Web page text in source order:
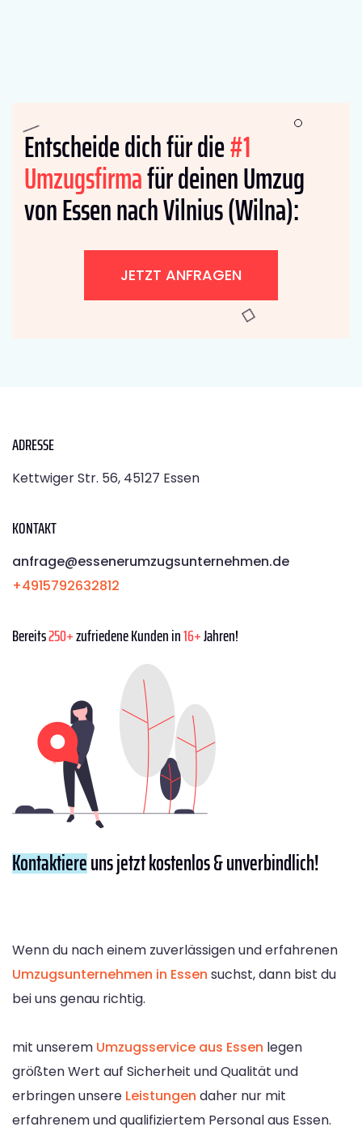
Entscheide dich für die#1
Umzugsfirmafür deinen Umzug
von Essen nach Vilnius (Wilna):
JETZT ANFRAGEN
ADRESSE
Kettwiger Str. 56, 45127 Essen
KONTAKT
anfrage@essenerumzugsunternehmen.de
+4915792632812
Bereits250+zufriedene Kunden in16+Jahren!
Kontaktiereuns jetzt kostenlos & unverbindlich!
Wenn du nach einem zuverlässigen und erfahrenen
Umzugsunternehmen in Essen suchst, dann bist du
bei uns genau richtig.
mit unserem Umzugsservice aus Essen legen
größten Wert auf Sicherheit und Qualität und
erbringen unsere Leistungen daher nur mit
erfahrenem und qualifiziertem Personal aus Essen.